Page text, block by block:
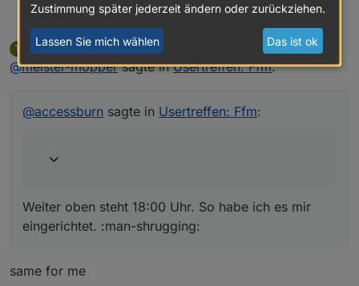
Reminder für heute (09.02.) 16 Uhr
Meeting link:
https://teams.live.com/meet/9321
mir eingerichtet. :man-shrugging:
T ticakischrieb am9. Feb. 2025, 11:44
zuletzt editiert von
@meister-moppersagte inUsertreffen: Ffm:
@accessburn sagte in Usertreffen: Ffm:
Weiter oben steht 18:00 Uhr. So habe ich es mir
eingerichtet. :man-shrugging:
same for me
Zustimmung später jederzeit ändern oder zurückziehen.
Lassen Sie mich wählen Das ist ok